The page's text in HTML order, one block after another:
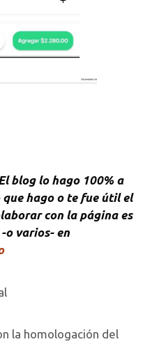
blog lo hago 100% a
hago o te fue útil el
con la página es
o varios- en
la homologación del